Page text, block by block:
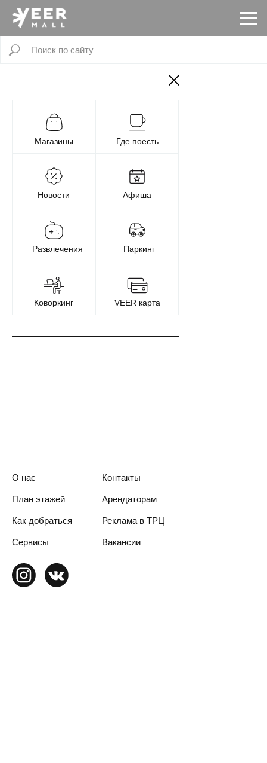
Магазины Где поесть
Новости
Паркинг
Афиша
Развлечения
О нас
План этажей
Как добраться
Арендаторам
Контакты
Реклама в ТРЦ
VEER карта
Коворкинг
Сервисы Вакансии